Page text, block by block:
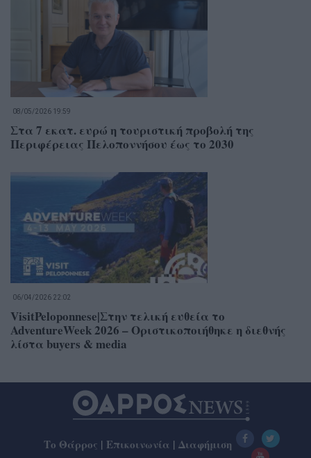
08/05/2026 19:59
Στα 7 εκατ. ευρώ η τουριστική προβολή της
Περιφέρειας Πελοποννήσου έως το 2030
06/04/2026 22:02
VisitPeloponnese|Στην τελική ευθεία το
AdventureWeek 2026 – Οριστικοποιήθηκε η διεθνής
λίστα buyers & media
Το Θάρρος | Επικοινωνία | Διαφήμιση